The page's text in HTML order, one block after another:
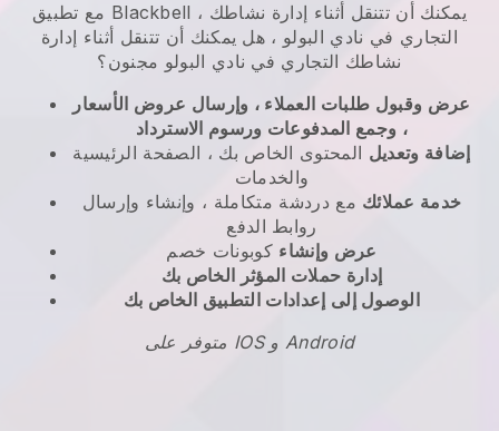
Blackbell ، يمكنك أن تتنقل أثناء إدارة نشاطك
التجاري في نادي البولو ، هل يمكنك أن تتنقل أثناء إدارة
نشاطك التجاري في نادي البولو مجنون؟
عرض وقبول طلبات العملاء ، وإرسال عروض الأسعار
، وجمع المدفوعات ورسوم الاسترداد
إضافة وتعديل المحتوى الخاص بك ، الصفحة الرئيسية
والخدمات
خدمة عملائك مع دردشة متكاملة ، وإنشاء وإرسال
روابط الدفع
عرض وإنشاء كوبونات خصم
إدارة حملات المؤثر الخاص بك
الوصول إلى إعدادات التطبيق الخاص بك
متوفر على IOS و Android